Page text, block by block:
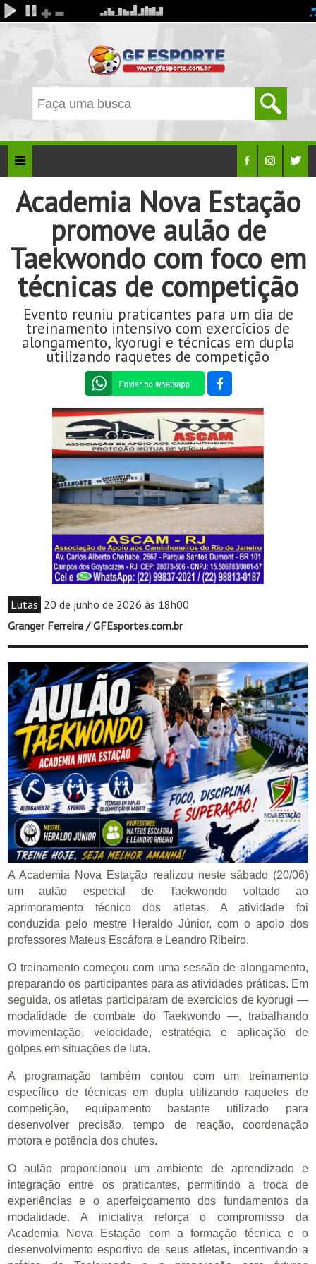
Academia Nova Estação
promove aulão de
Taekwondo com foco em
técnicas de competição
Evento reuniu praticantes para um dia de
treinamento intensivo com exercícios de
alongamento, kyorugi e técnicas em dupla
utilizando raquetes de competição
Lutas 20 de junho de 2026 às 18h00
Granger Ferreira / GFEsportes.com.br
A Academia Nova Estação realizou neste sábado (20/06)
um aulão especial de Taekwondo voltado ao
aprimoramento técnico dos atletas. A atividade foi
conduzida pelo mestre Heraldo Júnior, com o apoio dos
professores Mateus Escáfora e Leandro Ribeiro.
O treinamento começou com uma sessão de alongamento,
preparando os participantes para as atividades práticas. Em
seguida, os atletas participaram de exercícios de kyorugi —
modalidade de combate do Taekwondo —, trabalhando
movimentação, velocidade, estratégia e aplicação de
golpes em situações de luta.
A programação também contou com um treinamento
específico de técnicas em dupla utilizando raquetes de
competição, equipamento bastante utilizado para
desenvolver precisão, tempo de reação, coordenação
motora e potência dos chutes.
O aulão proporcionou um ambiente de aprendizado e
integração entre os praticantes, permitindo a troca de
experiências e o aperfeiçoamento dos fundamentos da
modalidade. A iniciativa reforça o compromisso da
Academia Nova Estação com a formação técnica e o
desenvolvimento esportivo de seus atletas, incentivando a